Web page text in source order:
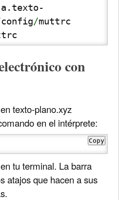
config/
con
texto-plano.xyz
en el intérprete:
Copy
tu terminal. La barra
atajos que hacen a sus